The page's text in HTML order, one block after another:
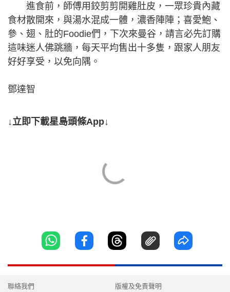
進食前，師傅用鉸剪剪開雞肚皮，一眾珍貴內藏
食材散開來，與湯水混成一體，濃香陣陣；喜愛鮑、
參、翅、肚的Foodie們，下次來曼谷，請言必先訂購
這味迷人佛跳牆，每天平均售出十多隻，跟家人朋友
好好享受，以免向隅。
鄧達智
↓立即下載星島頭條App↓
聯絡我們 版權及免責聲明